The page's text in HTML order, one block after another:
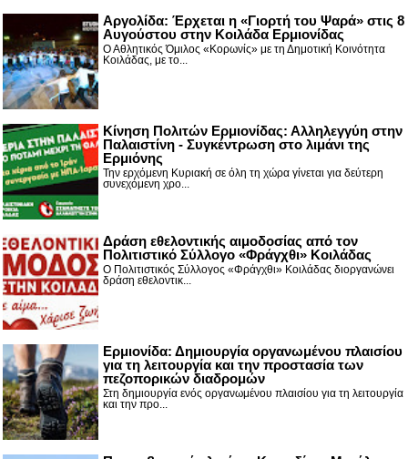
Αργολίδα: Έρχεται η «Γιορτή του Ψαρά» στις 8
Αυγούστου στην Κοιλάδα Ερμιονίδας
Ο Αθλητικός Όμιλος «Κορωνίς» με τη Δημοτική Κοινότητα
Κοιλάδας, με το...
Κίνηση Πολιτών Ερμιονίδας: Αλληλεγγύη στην
Παλαιστίνη - Συγκέντρωση στο λιμάνι της
Ερμιόνης
Την ερχόμενη Κυριακή σε όλη τη χώρα γίνεται για δεύτερη
συνεχόμενη χρο...
Δράση εθελοντικής αιμοδοσίας από τον
Πολιτιστικό Σύλλογο «Φράγχθι» Κοιλάδας
Ο Πολιτιστικός Σύλλογος «Φράγχθι» Κοιλάδας διοργανώνει
δράση εθελοντικ...
Ερμιονίδα: Δημιουργία οργανωμένου πλαισίου
για τη λειτουργία και την προστασία των
πεζοπορικών διαδρομών
Στη δημιουργία ενός οργανωμένου πλαισίου για τη λειτουργία
και την προ...